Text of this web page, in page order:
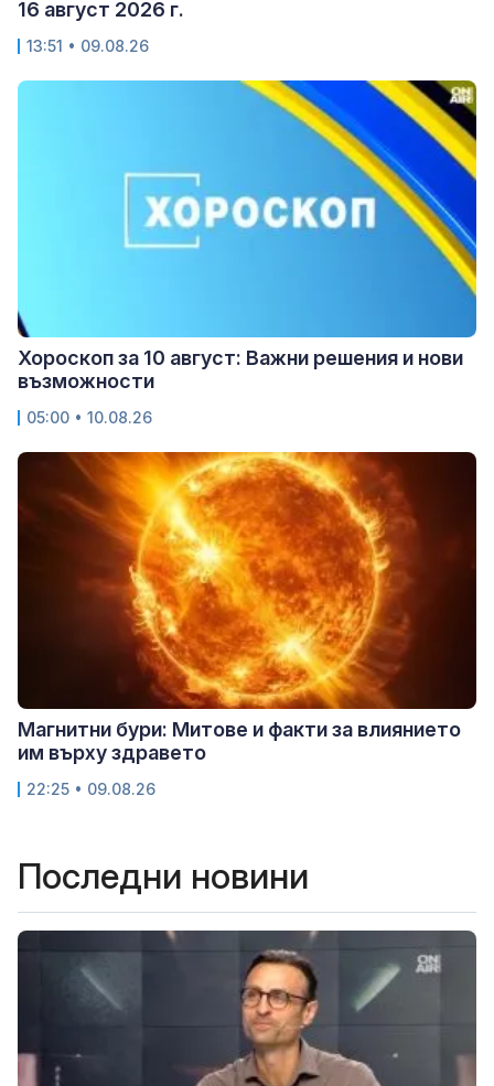
16 август 2026 г.
13:51 • 09.08.26
Хороскоп за 10 август: Важни решения и нови
възможности
05:00 • 10.08.26
Магнитни бури: Митове и факти за влиянието
им върху здравето
22:25 • 09.08.26
Последни новини